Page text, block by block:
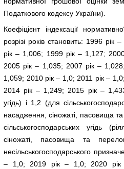
Податкового кодексу України).
Коефіцієнт індексації
розрізі років становить: 1996
рік – 1,006; 1999 рік – 1,127;
2005 рік – 1,035; 2007 рік –
1,059; 2010 рік – 1,0; 2011 рік –
2014 рік – 1,249; 2015 рік – 1,433
угідь) і 1,2 (для
насадження, сіножаті, пасовища
сільськогосподарських угідь
сіножаті, пасовища та
несільськогосподарського
– 1,0; 2019 рік – 1,0; 2020